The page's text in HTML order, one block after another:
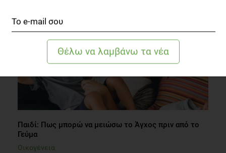
Παιδί: Πως μπορώ να μειώσω το Άγχος πριν από το
Γεύμα
Οικογένεια